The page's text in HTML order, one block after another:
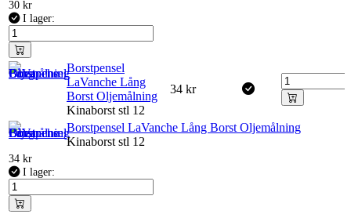
30 kr
I lager:
Borstpensel
LaVanche Lång
Borst Oljemålning
Kinaborst stl 12
34 kr
Borstpensel LaVanche Lång Borst Oljemålning
Kinaborst stl 12
34 kr
I lager: